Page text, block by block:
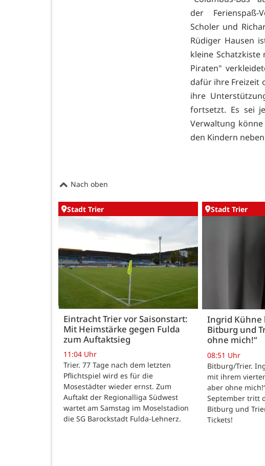
der Ferienspaß-
Scholer und
Rüdiger Hausen
kleine
Piraten"
dafür ihre Freizeit
ihre
fortsetzt. Es sei
Verwaltung
den Kindern
Nach oben
Stadt Trier
Eintracht Trier vor Saisonstart:
Mit Heimstärke gegen Fulda
zum Auftaktsieg
11:04 Uhr
Trier. 77 Tage nach dem letzten
Pflichtspiel wird es für die
Mosestädter wieder ernst. Zum
Auftakt der Regionalliga Südwest
wartet am Samstag im Moselstadion
die SG Barockstadt Fulda-Lehnerz.
Stadt Trier
Ingrid Kühne
Bitburg und
ohne mich!“
08:51 Uhr
Bitburg/Trier.
mit ihrem
aber ohne
September tritt
Bitburg und
Tickets!